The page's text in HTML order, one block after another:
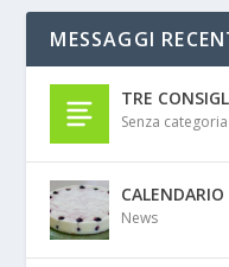
MESSAGGI
TRE
Senza categoria
News